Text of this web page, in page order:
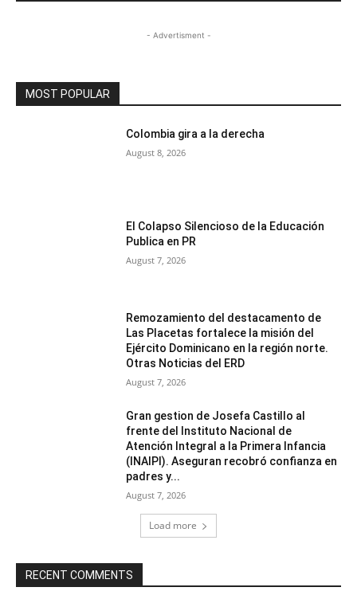
- Advertisment -
MOST POPULAR
Colombia gira a la derecha
August 8, 2026
El Colapso Silencioso de la Educación
Publica en PR
August 7, 2026
Remozamiento del destacamento de
Las Placetas fortalece la misión del
Ejército Dominicano en la región norte.
Otras Noticias del ERD
August 7, 2026
Gran gestion de Josefa Castillo al
frente del Instituto Nacional de
Atención Integral a la Primera Infancia
(INAIPI). Aseguran recobró confianza en
padres y...
August 7, 2026
Load more
RECENT COMMENTS